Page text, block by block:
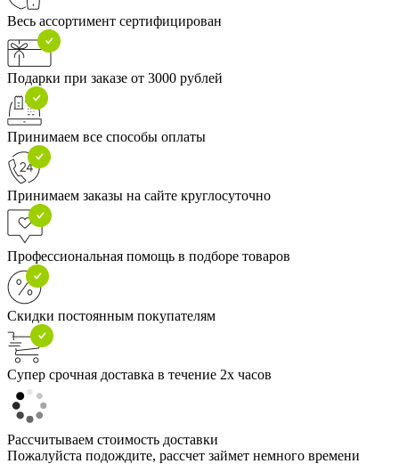
Весь ассортимент сертифицирован
Подарки при заказе от 3000 рублей
Принимаем все способы оплаты
Принимаем заказы на сайте круглосуточно
Профессиональная помощь в подборе товаров
Скидки постоянным покупателям
Супер срочная доставка в течение 2х часов
Рассчитываем стоимость доставки
Пожалуйста подождите, рассчет займет немного времени